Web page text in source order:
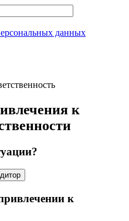
данных
к
к